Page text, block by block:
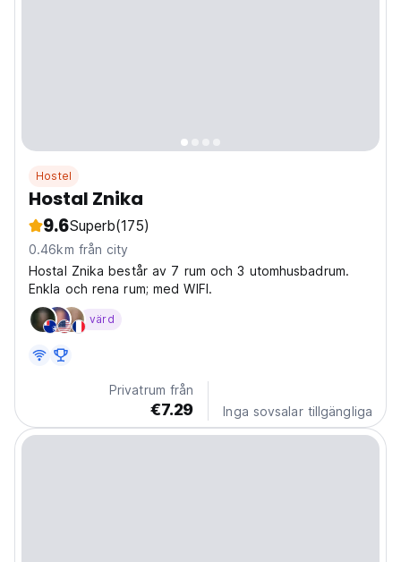
Hostel
Hostal Znika
9.6Superb(175)
0.46km från city
Hostal Znika består av 7 rum och 3 utomhusbadrum.
Enkla och rena rum; med WIFI.
värd
Privatrum från
€7.29 Inga sovsalar tillgängliga